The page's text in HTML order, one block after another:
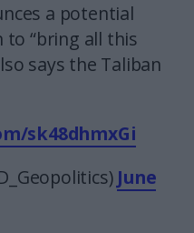
a potential
to “bring all this
says the Taliban
sk48dhmxGi
June